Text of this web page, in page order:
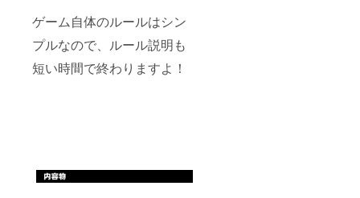
ゲーム自体のルールはシン
プルなので、ルール説明も
短い時間で終わりますよ！